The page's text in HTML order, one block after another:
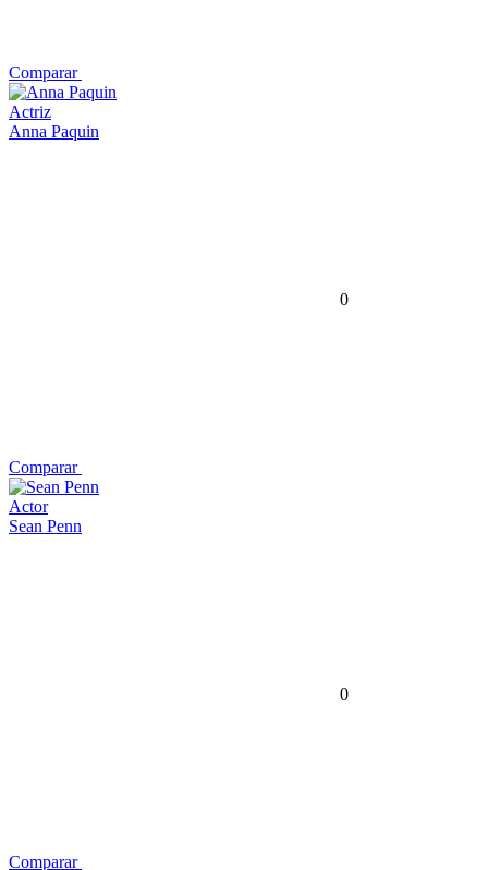
Comparar
Actriz
Anna Paquin
0
Comparar
Actor
Sean Penn
0
Comparar